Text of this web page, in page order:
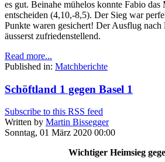
es gut. Beinahe mühelos konnte Fabio das
entscheiden (4,10,-8,5). Der Sieg war
Punkte waren gesichert! Der Ausflug nach
äusserst zufriedenstellend.
Read more...
Published in: Matchberichte
Schöftland 1 gegen Basel 1
Subscribe to this RSS feed
Written by Martin Bissegger
Sonntag, 01 März 2020 00:00
Wichtiger Heimsieg